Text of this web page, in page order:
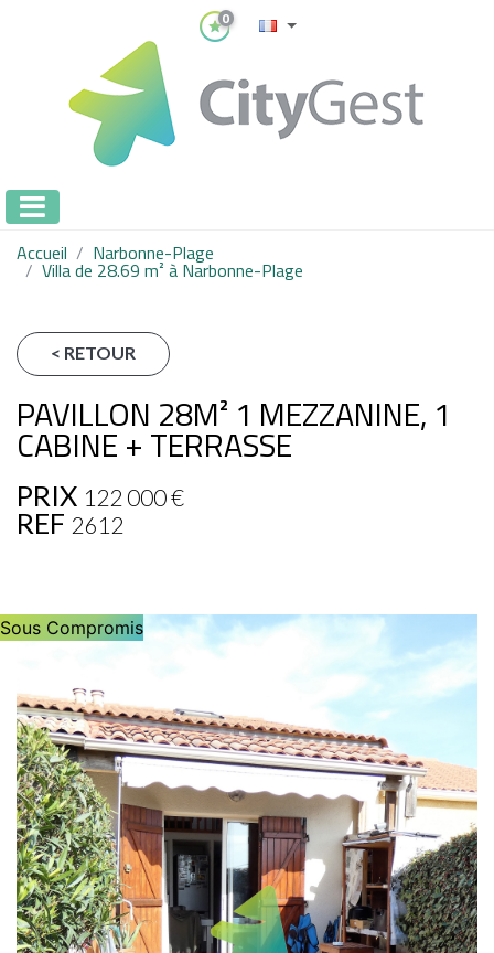
0
Accueil Narbonne-Plage
Villa de 28.69 m² à Narbonne-Plage
< RETOUR
PAVILLON 28M² 1 MEZZANINE, 1
CABINE + TERRASSE
PRIX 122 000€
REF 2612
Sous Compromis